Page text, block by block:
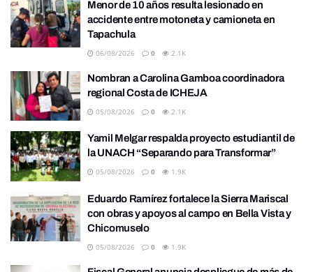
Menor de 10 años resulta lesionado en
accidente entre motoneta y camioneta en
Tapachula
06/08/2026 0 2.1K
Nombran a Carolina Gamboa coordinadora
regional Costa de ICHEJA
05/08/2026 0 2.1K
Yamil Melgar respalda proyecto estudiantil de
la UNACH “Separando para Transformar”
05/08/2026 0 1.9K
Eduardo Ramírez fortalece la Sierra Mariscal
con obras y apoyos al campo en Bella Vista y
Chicomuselo
05/08/2026 0 1.9K